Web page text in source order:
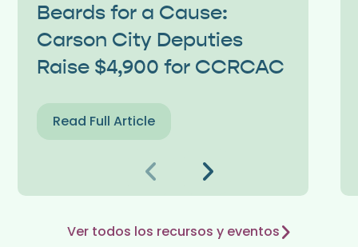
Anterior
Beards for a Cause:
Carson City Deputies
Raise $4,900 for CCRCAC
Read Full Article
Siguiente
Ver todos los recursos y eventos